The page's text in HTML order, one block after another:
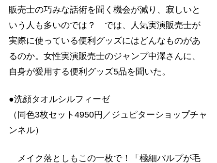
販売士の巧みな話術を聞く機会が減り、寂しいと
いう人も多いのでは？ では、人気実演販売士が
実際に使っている便利グッズにはどんなものがあ
るのか。女性実演販売士のジャンプ中澤さんに、
自身が愛用する便利グッズ5品を聞いた。
●洗顔タオルシルフィーゼ
（同色3枚セット4950円／ジュピターショップチャ
ンネル）
メイク落としもこの一枚で！「極細パルプが毛